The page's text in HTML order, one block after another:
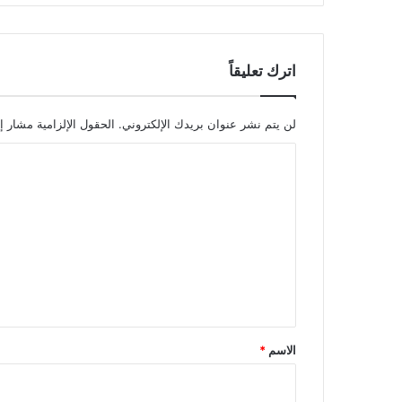
اترك تعليقاً
لن يتم نشر عنوان بريدك الإلكتروني. الحقول الإلزامية مشار
*
الاسم *